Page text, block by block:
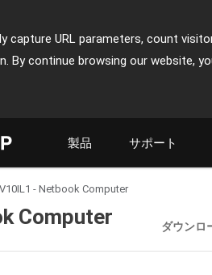
capture URL parameters, count
By continue browsing our website,
製品 サポート
V10IL1 - Netbook Computer
Computer ダウンロ